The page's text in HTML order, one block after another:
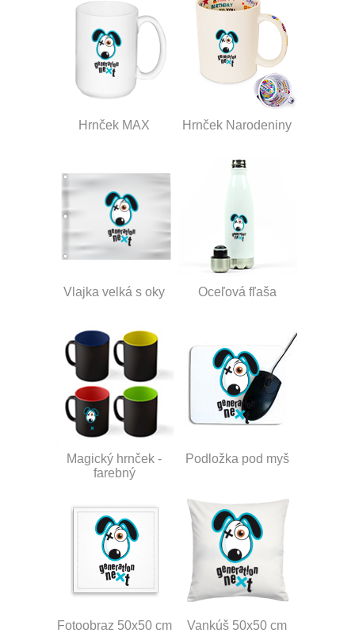
Hrnček MAX Hrnček Narodeniny
Vlajka velká s oky Oceľová fľaša
Magický hrnček -
farebný
Podložka pod myš
Fotoobraz 50x50 cm Vankúš 50x50 cm